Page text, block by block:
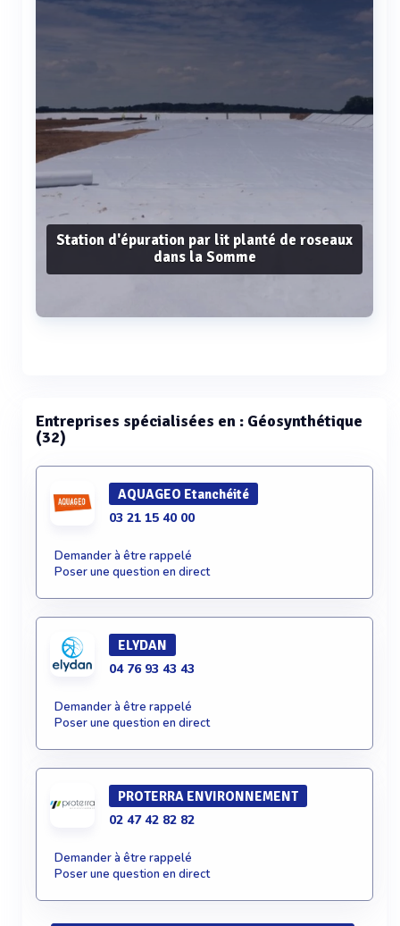
Station d'épuration par lit planté de roseaux
dans la Somme
Entreprises spécialisées en : Géosynthétique
(32)
AQUAGEO Etanchéité
03 21 15 40 00
Demander à être rappelé
Poser une question en direct
ELYDAN
04 76 93 43 43
Demander à être rappelé
Poser une question en direct
PROTERRA ENVIRONNEMENT
02 47 42 82 82
Demander à être rappelé
Poser une question en direct